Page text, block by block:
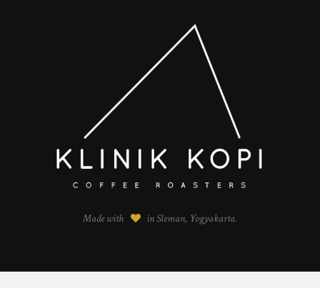
Made with in Sleman, Yogyakarta.